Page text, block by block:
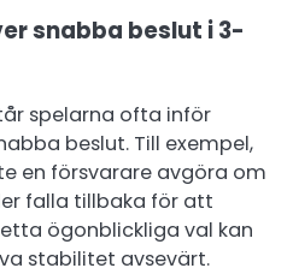
snabba beslut i 3-
spelarna ofta inför
beslut. Till exempel,
en försvarare avgöra om
falla tillbaka för att
ögonblickliga val kan
stabilitet avsevärt.